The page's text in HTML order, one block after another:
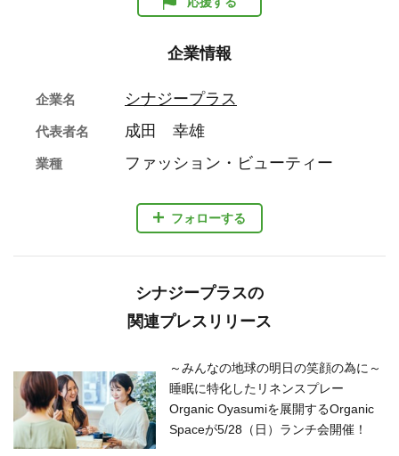
企業情報
フォローする
企業名 シナジープラス
代表者名 成田 幸雄
業種 ファッション・ビューティー
シナジープラスの
関連プレスリリース
～みんなの地球の明日の笑顔の為に～
睡眠に特化したリネンスプレー
Organic Oyasumiを展開するOrganic
Spaceが5/28（日）ランチ会開催！